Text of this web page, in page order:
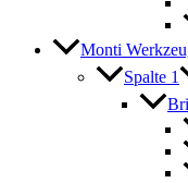
Monti
Spalte 1